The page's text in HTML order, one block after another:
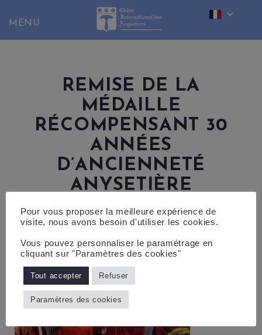
content
REMISE DE LA
MÉDAILLE
RÉCOMPENSANT 30
ANNÉES
D’ANCIENNETÉ
ANYSETIÈRE
Pour vous proposer la meilleure expérience de
visite, nous avons besoin d'utiliser les cookies.
Vous pouvez personnaliser le paramétrage en
cliquant sur "Paramètres des cookies"
Tout accepter Refuser
Paramètres des cookies